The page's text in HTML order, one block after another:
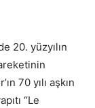
20. yüzyılın
70 yılı aşkın
“Le